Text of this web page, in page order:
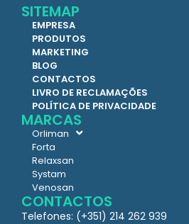
SITEMAP
EMPRESA
PRODUTOS
MARKETING
BLOG
CONTACTOS
LIVRO DE RECLAMAÇÕES
POLÍTICA DE PRIVACIDADE
MARCAS
Orliman
Forta
Relaxsan
Systam
Venosan
CONTACTOS
Telefones: (+351) 214 262 939